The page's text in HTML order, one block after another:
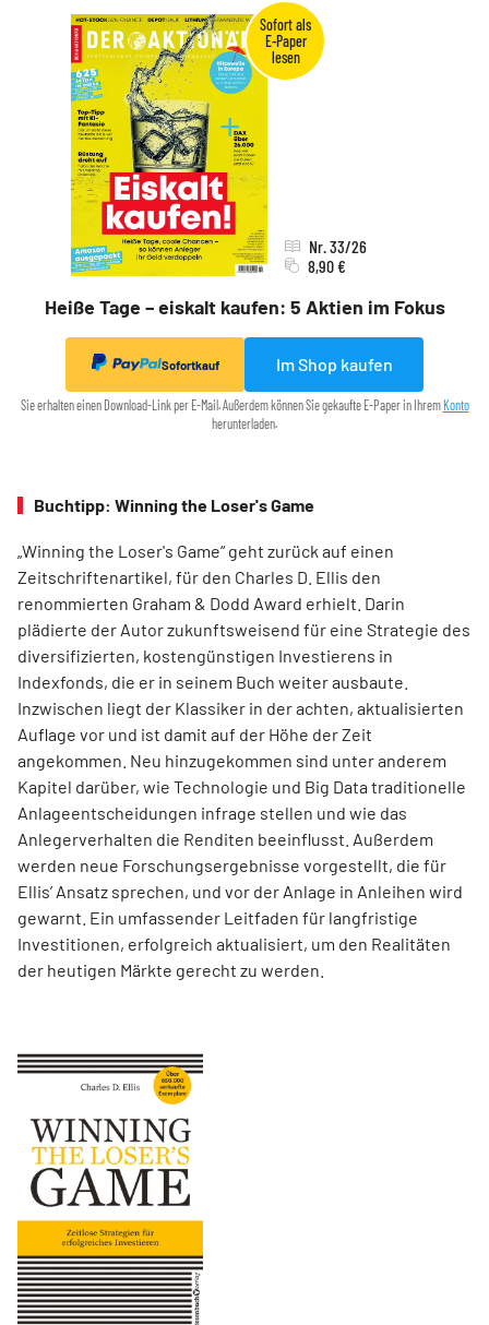
Heiße Tage – eiskalt kaufen: 5 Aktien im Fokus
Nr. 33/26
8,90 €
Sofortkauf Im Shop kaufen
Sie erhalten einen Download-Link per E-Mail. Außerdem können Sie gekaufte E-Paper in Ihrem Konto
herunterladen.
Buchtipp: Winning the Loser's Game
„Winning the Loser's Game“ geht zurück auf einen
Zeitschriftenartikel, für den Charles D. Ellis den
renommierten Graham & Dodd Award erhielt. Darin
plädierte der Autor zukunftsweisend für eine Strategie des
diversifizierten, kostengünstigen Investierens in
Indexfonds, die er in seinem Buch weiter ausbaute.
Inzwischen liegt der Klassiker in der achten, aktualisierten
Auflage vor und ist damit auf der Höhe der Zeit
angekommen. Neu hinzugekommen sind unter anderem
Kapitel darüber, wie Technologie und Big Data traditionelle
Anlageentscheidungen infrage stellen und wie das
Anlegerverhalten die Renditen beeinflusst. Außerdem
werden neue Forschungsergebnisse vorgestellt, die für
Ellis’ Ansatz sprechen, und vor der Anlage in Anleihen wird
gewarnt. Ein umfassender Leitfaden für langfristige
Investitionen, erfolgreich aktualisiert, um den Realitäten
der heutigen Märkte gerecht zu werden.